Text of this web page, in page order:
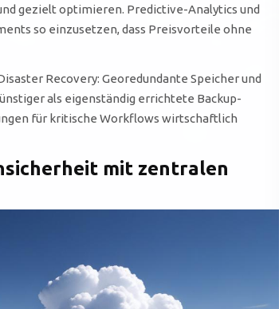
gezielt optimieren. Predictive-Analytics und
so einzusetzen, dass Preisvorteile ohne
Recovery: Georedundante Speicher und
als eigenständig errichtete Backup-
für kritische Workflows wirtschaftlich
mit zentralen